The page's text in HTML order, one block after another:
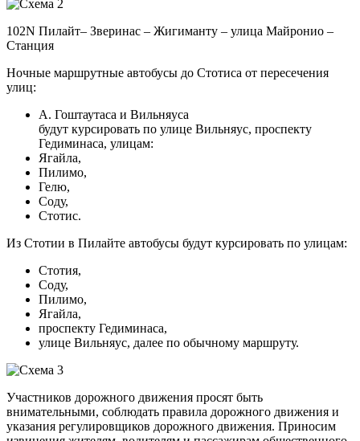
102N Пилайт– Зверинас – Жигиманту – улица Майронио –
Станция
Ночные маршрутные автобусы до Стотиса от пересечения
улиц:
А. Гоштаутаса и Вильняуса
будут курсировать по улице Вильняус, проспекту
Гедиминаса, улицам:
Ягайла,
Пилимо,
Гелю,
Соду,
Стотис.
Из Стотии в Пилайте автобусы будут курсировать по улицам:
Стотия,
Соду,
Пилимо,
Ягайла,
проспекту Гедиминаса,
улице Вильняус, далее по обычному маршруту.
Участников дорожного движения просят быть
внимательными, соблюдать правила дорожного движения и
указания регулировщиков дорожного движения. Приносим